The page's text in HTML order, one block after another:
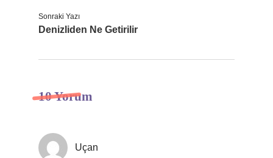
Sonraki Yazı
Denizliden Ne Getirilir
10 Yorum
Uçan